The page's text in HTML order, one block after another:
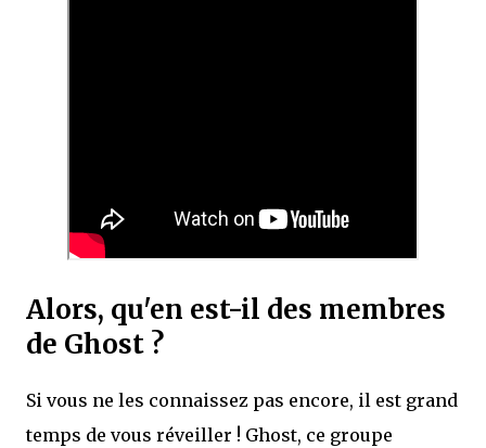
Alors, qu'en est-il des membres
de Ghost ?
Si vous ne les connaissez pas encore, il est grand
temps de vous réveiller ! Ghost, ce groupe